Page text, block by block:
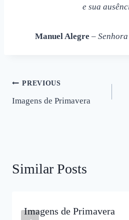
e sua
Manuel Alegre – Senhora
Post
navigation
PREVIOUS
Imagens de Primavera
Similar Posts
Imagens de Primavera